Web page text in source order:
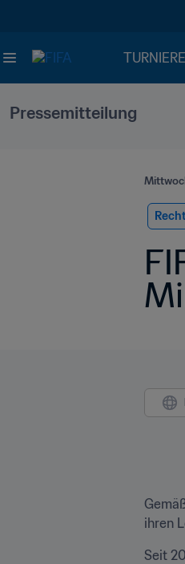
Pressemitteilung
ihren
Seit